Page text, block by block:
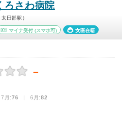
ろさわ病院
田部駅）
マイナ受付 (スマホ可) 女医在籍
－
月:76 | 6月:82